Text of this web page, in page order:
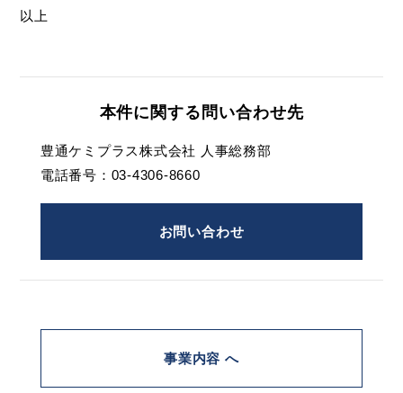
以上
本件に関する問い合わせ先
豊通ケミプラス株式会社 人事総務部
電話番号：03-4306-8660
お問い合わせ
事業内容 へ